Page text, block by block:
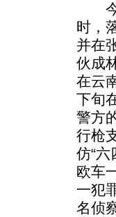
今
时，
并在
伙成
在云
下旬
警方
行枪
仿“
欧车
一犯
名侦